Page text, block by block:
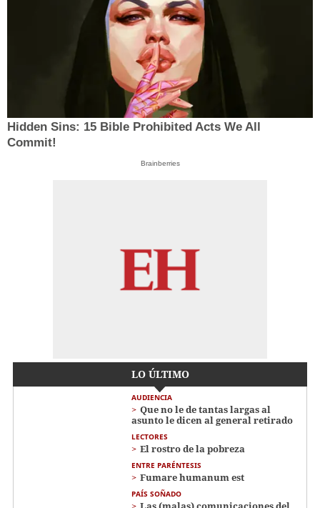
Hidden Sins: 15 Bible Prohibited Acts We All
Commit!
Brainberries
LO ÚLTIMO
AUDIENCIA
Que no le de tantas largas al
asunto le dicen al general retirado
LECTORES
El rostro de la pobreza
ENTRE PARÉNTESIS
Fumare humanum est
PAÍS SOÑADO